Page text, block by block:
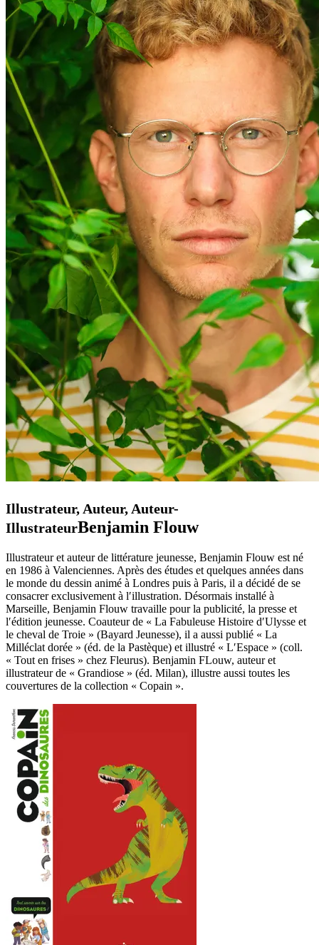
Illustrateur, Auteur, Auteur-
IllustrateurBenjamin Flouw
Illustrateur et auteur de littérature jeunesse, Benjamin Flouw est né
en 1986 à Valenciennes. Après des études et quelques années dans
le monde du dessin animé à Londres puis à Paris, il a décidé de se
consacrer exclusivement à l′illustration. Désormais installé à
Marseille, Benjamin Flouw travaille pour la publicité, la presse et
l′édition jeunesse. Coauteur de « La Fabuleuse Histoire d′Ulysse et
le cheval de Troie » (Bayard Jeunesse), il a aussi publié « La
Milléclat dorée » (éd. de la Pastèque) et illustré « L′Espace » (coll.
« Tout en frises » chez Fleurus). Benjamin FLouw, auteur et
illustrateur de « Grandiose » (éd. Milan), illustre aussi toutes les
couvertures de la collection « Copain ».